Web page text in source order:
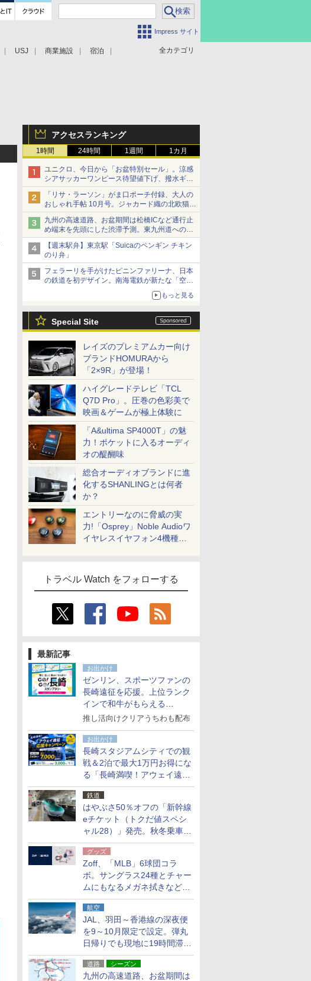
Impress サイト
全カテゴリ
USJ 商業施設 宿泊
アクセスランキング
1時間 24時間 1週間 1カ月
ユニクロ、今日から「お盆特別セール」。涼感
シアサッカーワンピース待望値下げ、撥水ギア
ショーツは1990円に
「リサ・ラーソン」がま口ポーチ付録、大人の
おしゃれ手帖 10月号。ジャカード織の北欧猫デ
ザイン
九州の高速道路、お盆期間は松橋ICなど通行止
め端末を先頭にした渋滞予測。東九州道への迂
回は料金調整を実施
【週末駅弁】東京駅「Suicaのペンギン チキン
のり弁」
フェラーリを手がけたピニンファリーナ、日本
の鉄道を初デザイン。南海電鉄が新たな「空港
もっと見る
Special Site
レイズのプレミアムカー向け
ブランドHOMURAから
「2×9R」が登場！
ハイグレードテレビ「TCL
Q7D Pro」。圧巻の色彩美で
映画＆ゲームが極上体験に
「A&ultima SP4000T」の魅
力！ポケットに入るオーディ
オの醍醐味
総合オーディオブランドに進
化するSHANLINGとは何者
か？
エントリーなのに脅威の実
力!「Osprey」Noble Audioワ
イヤレスイヤフォン4機種を
トラベル Watch をフォローする
最新記事
お出かけ
ゼンリン、スポーツファンの
長崎遠征を応援。上位ランク
インで和牛がもらえる
「GO！GO！長崎スタンプラ
推し活向けクリアうちわも配布
お出かけ
長崎スタジアムシティでの観
戦＆2泊で最大1万円お得にな
る「長崎満喫！アウェイ遠征
応援キャンペーン」
鉄道
はやぶさ50％オフの「新幹線
eチケット（トクだ値スペシ
ャル28）」発売。秋冬乗車
分、えきねっと限定
グッズ
Zoff、「MLB」6球団コラ
ボ。サングラス24種とチャー
ムにもなるメガネ拭きなど雑
貨24種
航空
JAL、羽田～香港線の深夜便
を9～10月限定で設定。弾丸
日帰りでも現地に19時間滞在
できる
道路 シーズン
九州の高速道路、お盆期間は